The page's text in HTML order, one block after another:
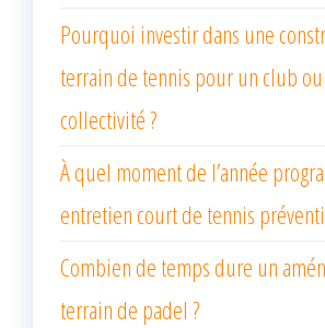
Pourquoi investir dans une
terrain de tennis pour un club
collectivité ?
À quel moment de l’année
entretien court de tennis
Combien de temps dure un
terrain de padel ?